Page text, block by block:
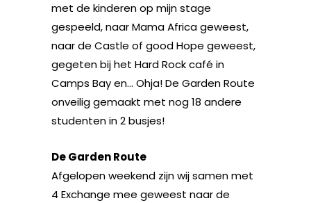
met de kinderen op mijn stage
gespeeld, naar Mama Africa geweest,
naar de Castle of good Hope geweest,
gegeten bij het Hard Rock café in
Camps Bay en… Ohja! De Garden Route
onveilig gemaakt met nog 18 andere
studenten in 2 busjes!
De Garden Route
Afgelopen weekend zijn wij samen met
4 Exchange mee geweest naar de